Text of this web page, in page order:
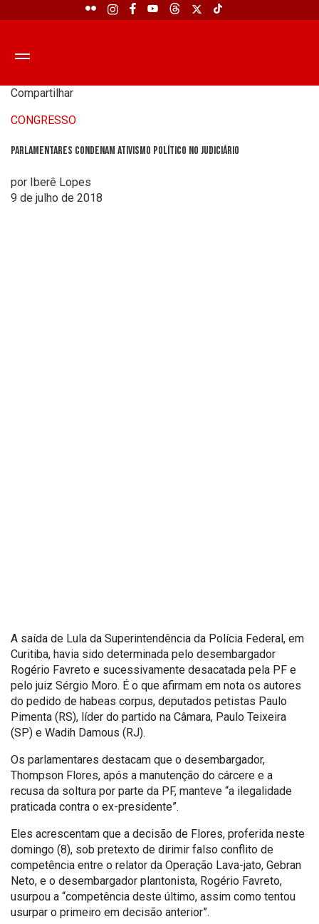
Compartilhar
CONGRESSO
Parlamentares condenam ativismo político no Judiciário
por Iberê Lopes
9 de julho de 2018
A saída de Lula da Superintendência da Polícia Federal, em
Curitiba, havia sido determinada pelo desembargador
Rogério Favreto e sucessivamente desacatada pela PF e
pelo juiz Sérgio Moro. É o que afirmam em nota os autores
do pedido de habeas corpus, deputados petistas Paulo
Pimenta (RS), líder do partido na Câmara, Paulo Teixeira
(SP) e Wadih Damous (RJ).
Os parlamentares destacam que o desembargador,
Thompson Flores, após a manutenção do cárcere e a
recusa da soltura por parte da PF, manteve “a ilegalidade
praticada contra o ex-presidente”.
Eles acrescentam que a decisão de Flores, proferida neste
domingo (8), sob pretexto de dirimir falso conflito de
competência entre o relator da Operação Lava-jato, Gebran
Neto, e o desembargador plantonista, Rogério Favreto,
usurpou a “competência deste último, assim como tentou
usurpar o primeiro em decisão anterior”.